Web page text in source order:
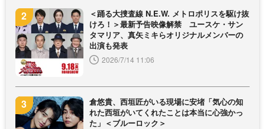
＜踊る大捜査線 N.E.W. メトロポリスを駆け抜
けろ！＞最新予告映像解禁 ユースケ・サン
タマリア、真矢ミキらオリジナルメンバーの
出演も発表
2026/7/14 11:06
倉悠貴、西垣匠がいる現場に安堵「気心の知
れた西垣がいてくれたことは本当に心強かっ
た」＜ブルーロック＞